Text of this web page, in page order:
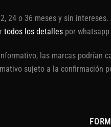
o 36 meses y sin
todos los detallespor whatsapp
las marcas podrían
sujeto a la confirmación